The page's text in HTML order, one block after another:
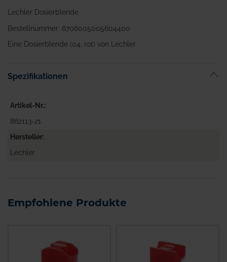
Lechler Dosierblende
Bestellnummer: 6706005005604400
Eine Dosierblende (04, rot) von Lechler.
Spezifikationen
Artikel-Nr.
862113-21
Hersteller
Lechler
Empfohlene Produkte